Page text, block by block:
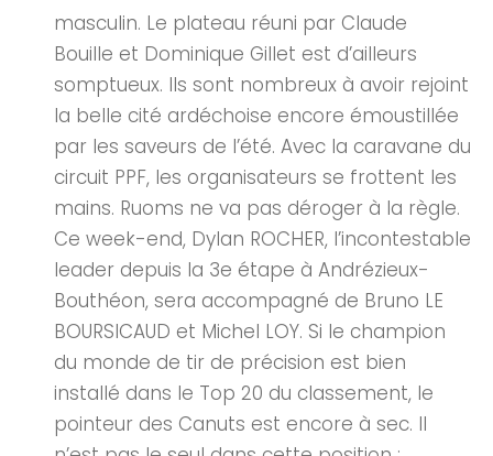
masculin. Le plateau réuni par Claude
Bouille et Dominique Gillet est d’ailleurs
somptueux. Ils sont nombreux à avoir rejoint
la belle cité ardéchoise encore émoustillée
par les saveurs de l’été. Avec la caravane du
circuit PPF, les organisateurs se frottent les
mains. Ruoms ne va pas déroger à la règle.
Ce week-end, Dylan ROCHER, l’incontestable
leader depuis la 3e étape à Andrézieux-
Bouthéon, sera accompagné de Bruno LE
BOURSICAUD et Michel LOY. Si le champion
du monde de tir de précision est bien
installé dans le Top 20 du classement, le
pointeur des Canuts est encore à sec. Il